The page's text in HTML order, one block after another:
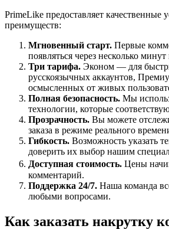
PrimeLike предоставляет качественные
преимуществ:
Мгновенный старт. Первые
появляться через несколько
Три тарифа. Эконом — для
русскоязычных аккаунтов,
осмысленных от живых
Полная безопасность. Мы
технологии, которые
Прозрачность. Вы можете
заказа в режиме реального
Гибкость. Возможность указать
доверить их выбор нашим
Доступная стоимость. Цены
комментарий.
Поддержка 24/7. Наша команда
любыми вопросами.
Как заказать накрутку